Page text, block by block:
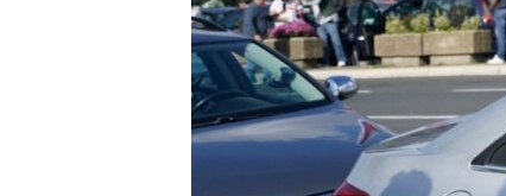
TRI DECENIJE OD RATA U BIH
NASTANAK I RASPAD JUGOSLAVIJE